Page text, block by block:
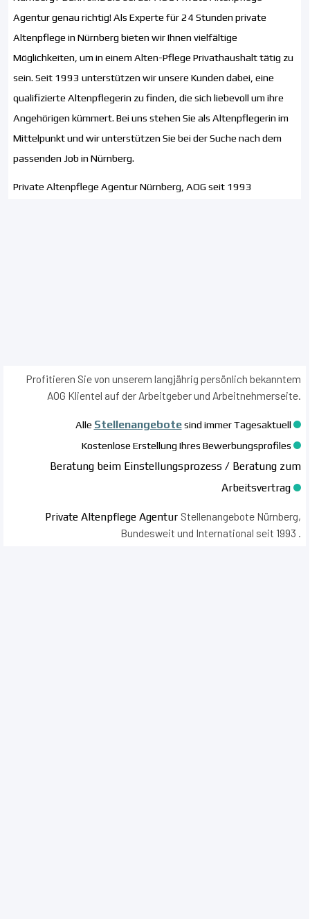
Agentur genau richtig! Als Experte für 24 Stunden private
Altenpflege in Nürnberg bieten wir Ihnen vielfältige
Möglichkeiten, um in einem Alten-Pflege Privathaushalt tätig zu
sein. Seit 1993 unterstützen wir unsere Kunden dabei, eine
qualifizierte Altenpflegerin zu finden, die sich liebevoll um ihre
Angehörigen kümmert. Bei uns stehen Sie als Altenpflegerin im
Mittelpunkt und wir unterstützen Sie bei der Suche nach dem
passenden Job in Nürnberg.
Private Altenpflege Agentur Nürnberg, AOG seit 1993
Profitieren Sie von unserem langjährig persönlich bekanntem
AOG Klientel auf der Arbeitgeber und Arbeitnehmerseite.
Alle Stellenangebotesind immer Tagesaktuell
Kostenlose Erstellung Ihres Bewerbungsprofiles
Beratung beim Einstellungsprozess / Beratung zum
Arbeitsvertrag
Private Altenpflege Agentur Stellenangebote Nürnberg,
Bundesweit und International seit 1993 .